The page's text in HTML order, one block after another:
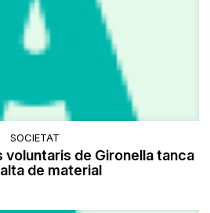
SOCIETAT
voluntaris de Gironella tanca
de material